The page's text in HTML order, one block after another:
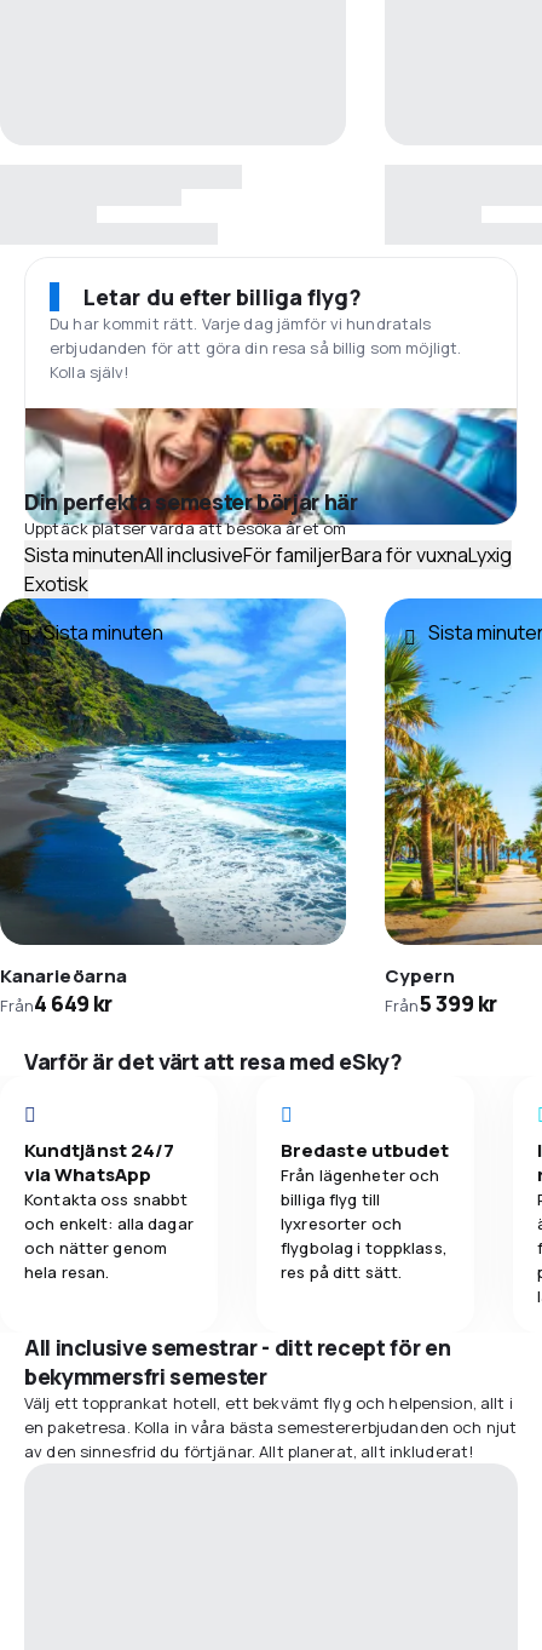
Letar du efter billiga flyg?
Du har kommit rätt. Varje dag jämför vi hundratals
erbjudanden för att göra din resa så billig som möjligt.
Kolla själv!
Din perfekta semester börjar här
Upptäck platser värda att besöka året om
Sista minutenAll inclusiveFör familjerBara för vuxnaLyxig
Exotisk
Sista minuten
Kanarieöarna
Från4 649 kr
Sista
Cypern
Från5 399 kr
Varför är det värt att resa med eSky?
Kundtjänst 24/7
via WhatsApp
Kontakta oss snabbt
och enkelt: alla dagar
och nätter genom
hela resan.
Bredaste utbudet
Från lägenheter och
billiga flyg till
lyxresorter och
flygbolag i toppklass,
res på ditt sätt.
All inclusive semestrar - ditt recept för en
bekymmersfri semester
Välj ett topprankat hotell, ett bekvämt flyg och helpension, allt i
en paketresa. Kolla in våra bästa semestererbjudanden och njut
av den sinnesfrid du förtjänar. Allt planerat, allt inkluderat!